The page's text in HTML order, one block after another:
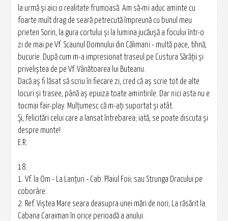
la urmă şi aici o realitate frumoasă. Am să-mi aduc aminte cu
foarte mult drag de seară petrecută împreună cu bunul meu
prieten Sorin, la gura cortului şi la lumina jucăuşă a focului într-o
zi de mai pe Vf. Scaunul Domnului din Călimani - multă pace, tihnă,
bucurie. După cum m-a impresionat traseul pe Custura Sărăţii şi
priveliştea de pe Vf. Vânătoarea lui Buteanu.
Dacă aş fi lăsat să scriu în fiecare zi, cred că aş scrie tot de alte
locuri şi trasee, până aş epuiza toate amintirile. Dar nici asta nu e
tocmai fair-play. Mulţumesc că m-aţi suportat şi atât.
Şi, felicitări celui care a lansat întrebarea; iată, se poate discuta şi
despre munte!
E.R.
18.
1. Vf. la Om - La Lanţuri - Cab. Plaiul Foii; sau Strunga Dracului pe
coborâre.
2. Ref. Viştea Mare seara deasupra unei mări de nori; La răsărit la
Cabana Caraiman în orice perioadă a anului.